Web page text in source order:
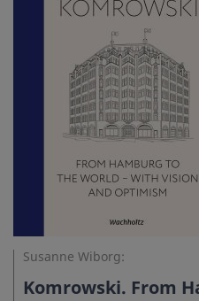
Susanne Wiborg:
Komrowski. From